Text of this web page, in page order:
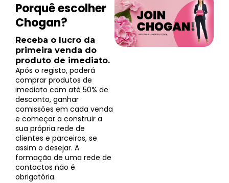
Porquê escolher
Chogan?
Receba o lucro da
primeira venda do
produto de imediato.
Após o registo, poderá
comprar produtos de
imediato com até 50% de
desconto, ganhar
comissões em cada venda
e começar a construir a
sua própria rede de
clientes e parceiros, se
assim o desejar. A
formação de uma rede de
contactos não é
obrigatória.